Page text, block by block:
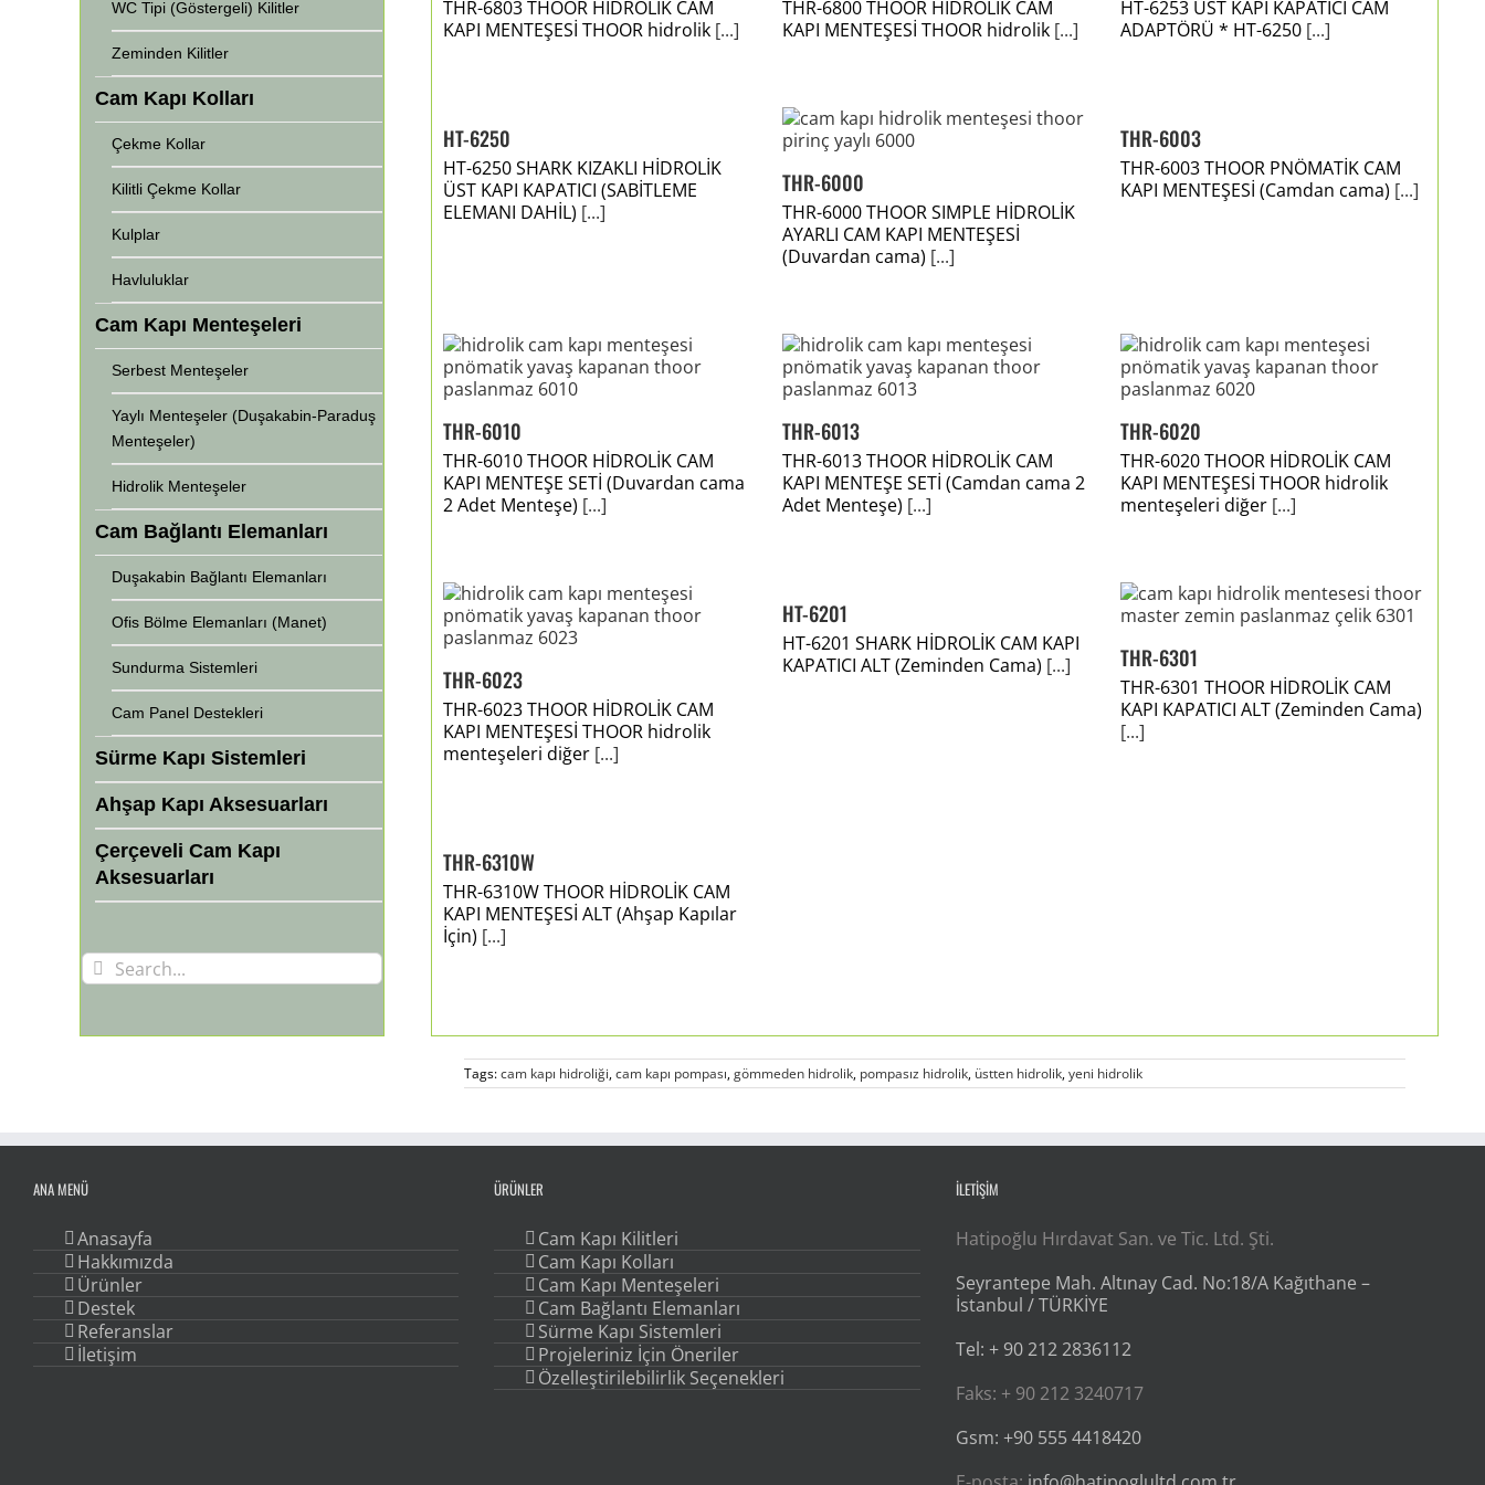
THR-6803 THOOR HİDROLİK CAM
KAPI MENTEŞESİ THOOR hidrolik [...]
THR-6800 THOOR HİDROLİK CAM
KAPI MENTEŞESİ THOOR hidrolik [...]
HT-6253 ÜST KAPI KAPATICI CAM
ADAPTÖRÜ * HT-6250 [...]
HT-6250
HT-6250 SHARK KIZAKLI HİDROLİK
ÜST KAPI KAPATICI (SABİTLEME
ELEMANI DAHİL) [...]
THR-6000
THR-6000 THOOR SIMPLE HİDROLİK
AYARLI CAM KAPI MENTEŞESİ
(Duvardan cama) [...]
THR-6003
THR-6003 THOOR PNÖMATİK CAM
KAPI MENTEŞESİ (Camdan cama) [...]
THR-6010
THR-6010 THOOR HİDROLİK CAM
KAPI MENTEŞE SETİ (Duvardan cama
2 Adet Menteşe) [...]
THR-6013
THR-6013 THOOR HİDROLİK CAM
KAPI MENTEŞE SETİ (Camdan cama 2
Adet Menteşe) [...]
THR-6020
THR-6020 THOOR HİDROLİK CAM
KAPI MENTEŞESİ THOOR hidrolik
menteşeleri diğer [...]
THR-6023
THR-6023 THOOR HİDROLİK CAM
KAPI MENTEŞESİ THOOR hidrolik
menteşeleri diğer [...]
HT-6201
HT-6201 SHARK HİDROLİK CAM KAPI
KAPATICI ALT (Zeminden Cama) [...] THR-6301
THR-6301 THOOR HİDROLİK CAM
KAPI KAPATICI ALT (Zeminden Cama)
[...]
THR-6310W
THR-6310W THOOR HİDROLİK CAM
KAPI MENTEŞESİ ALT (Ahşap Kapılar
İçin) [...]
Tags:cam kapı hidroliği,cam kapı pompası,gömmeden hidrolik, pompasız hidrolik, üstten hidrolik,yeni hidrolik
WC Tipi (Göstergeli) Kilitler
Zeminden Kilitler
Cam Kapı Kolları
Çekme Kollar
Kilitli Çekme Kollar
Kulplar
Havluluklar
Cam Kapı Menteşeleri
Serbest Menteşeler
Yaylı Menteşeler (Duşakabin-Paraduş
Menteşeler)
Hidrolik Menteşeler
Cam Bağlantı Elemanları
Duşakabin Bağlantı Elemanları
Ofis Bölme Elemanları (Manet)
Sundurma Sistemleri
Cam Panel Destekleri
Sürme Kapı Sistemleri
Ahşap Kapı Aksesuarları
Çerçeveli Cam Kapı
Aksesuarları
Search
for:
ANA MENÜ
Anasayfa
Hakkımızda
Ürünler
Destek
Referanslar
İletişim
ÜRÜNLER
Cam Kapı Kilitleri
Cam Kapı Kolları
Cam Kapı Menteşeleri
Cam Bağlantı Elemanları
Sürme Kapı Sistemleri
Projeleriniz İçin Öneriler
Özelleştirilebilirlik Seçenekleri
İLETİŞİM
Hatipoğlu Hırdavat San. ve Tic. Ltd. Şti.
Seyrantepe Mah. Altınay Cad. No:18/A Kağıthane –
İstanbul / TÜRKİYE
Tel: + 90 212 2836112
Faks: + 90 212 3240717
Gsm: +90 555 4418420